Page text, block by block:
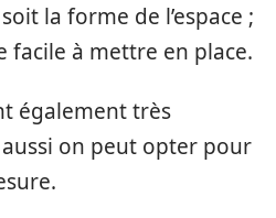
la forme de l’espace ;
facile à mettre en place.
également très
on peut opter pour